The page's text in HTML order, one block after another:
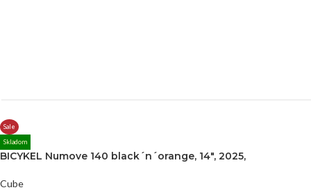
Sale
Skladom
BICYKEL Numove 140 black´n´orange, 14″, 2025,
Cube